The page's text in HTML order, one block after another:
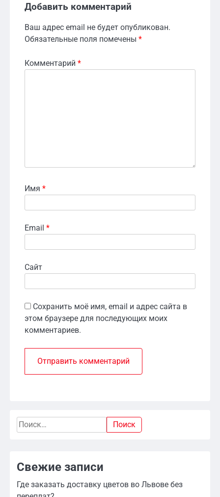
Добавить комментарий
Ваш адрес email не будет опубликован.
Обязательные поля помечены *
Комментарий *
Имя *
Email *
Сайт
Сохранить моё имя, email и адрес сайта в
этом браузере для последующих моих
комментариев.
Найти:
Свежие записи
Где заказать доставку цветов во Львове без